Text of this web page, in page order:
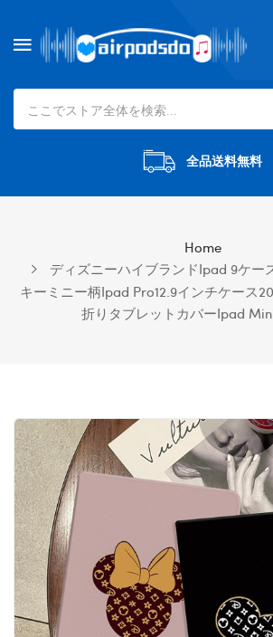
全品送料無料
Home
ディズニーハイブランドipad 9ケー
キーミニー柄ipad Pro12.9インチケース
折りタブレットカバーipad